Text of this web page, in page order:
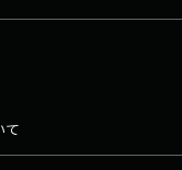
て